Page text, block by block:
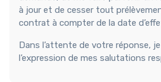
à jour et de cesser tout
contrat à compter de la date
Dans l’attente de votre réponse, je
l’expression de mes salutations